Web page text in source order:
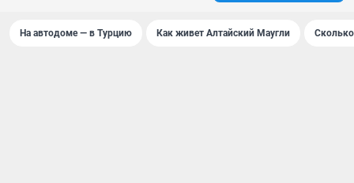
На автодоме — в Турцию Как живет Алтайский Маугли